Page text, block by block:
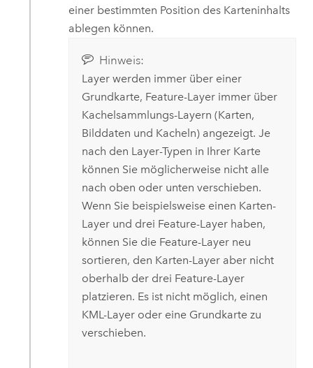
einer bestimmten Position des Karteninhalts
ablegen können.
Hinweis:
Layer werden immer über einer
Grundkarte, Feature-Layer immer über
Kachelsammlungs-Layern (Karten,
Bilddaten und Kacheln) angezeigt. Je
nach den Layer-Typen in Ihrer Karte
können Sie möglicherweise nicht alle
nach oben oder unten verschieben.
Wenn Sie beispielsweise einen Karten-
Layer und drei Feature-Layer haben,
können Sie die Feature-Layer neu
sortieren, den Karten-Layer aber nicht
oberhalb der drei Feature-Layer
platzieren. Es ist nicht möglich, einen
KML-Layer oder eine Grundkarte zu
verschieben.